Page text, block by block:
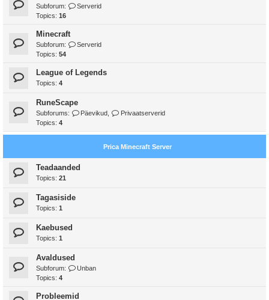
Subforum:
Serverid
Topics: 16
Minecraft
Subforum:
Serverid
Topics: 54
League of Legends
Topics: 4
RuneScape
Subforums: Päevikud
Privaatserverid
Topics: 4
Prica Minecraft Server
Teadaanded
Topics: 21
Tagasiside
Topics: 1
Kaebused
Topics: 1
Avaldused
Subforum:
Unban
Topics: 4
Probleemid